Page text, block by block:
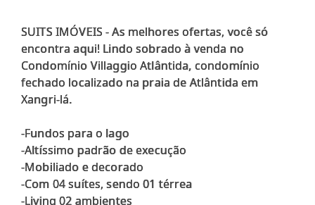
SUITS IMÓVEIS - As melhores ofertas, você só
encontra aqui! Lindo sobrado à venda no
Condomínio Villaggio Atlântida, condomínio
fechado localizado na praia de Atlântida em
Xangri-lá.
-Fundos para o lago
-Altíssimo padrão de execução
-Mobiliado e decorado
-Com 04 suítes, sendo 01 térrea
-Living 02 ambientes